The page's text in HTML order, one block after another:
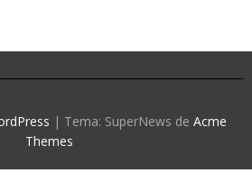
| Tema: SuperNews de Acme
Themes